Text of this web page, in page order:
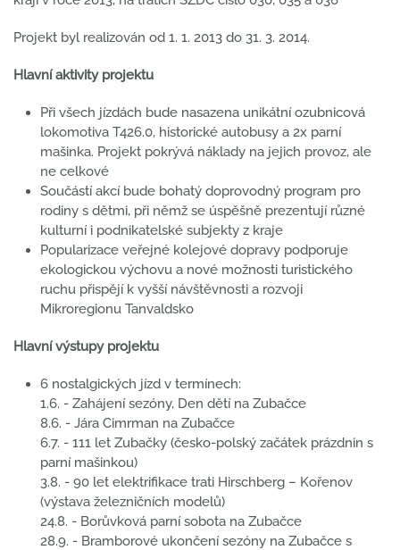
Projekt byl realizován od 1. 1. 2013 do 31. 3. 2014.
Hlavní aktivity projektu
Při všech jízdách bude nasazena unikátní ozubnicová
lokomotiva T426.0, historické autobusy a 2x parní
mašinka. Projekt pokrývá náklady na jejich provoz, ale
ne celkové
Součástí akcí bude bohatý doprovodný program pro
rodiny s dětmi, při němž se úspěšně prezentují různé
kulturní i podnikatelské subjekty z kraje
Popularizace veřejné kolejové dopravy podporuje
ekologickou výchovu a nové možnosti turistického
ruchu přispějí k vyšší návštěvnosti a rozvoji
Mikroregionu Tanvaldsko
Hlavní výstupy projektu
6 nostalgických jízd v termínech:
1.6. - Zahájení sezóny, Den dětí na Zubačce
8.6. - Jára Cimrman na Zubačce
6.7. - 111 let Zubačky (česko-polský začátek prázdnin s
parní mašinkou)
3.8. - 90 let elektrifikace trati Hirschberg – Kořenov
(výstava železničních modelů)
24.8. - Borůvková parní sobota na Zubačce
28.9. - Bramborové ukončení sezóny na Zubačce s